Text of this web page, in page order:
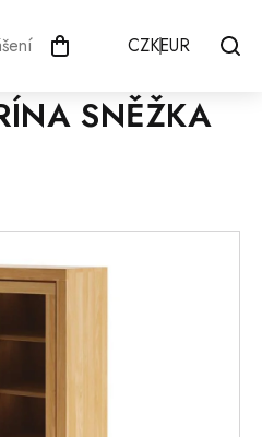
CZKEUR
SNĚŽKA